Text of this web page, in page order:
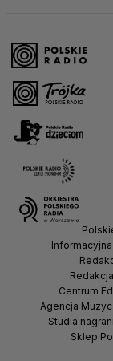
Centrum
Agencja
Studia
Sklep